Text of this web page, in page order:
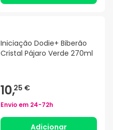
Iniciação Dodie+ Biberão
Cristal Pájaro Verde 270ml
10,25 €
Envio em 24-72h
Adicionar